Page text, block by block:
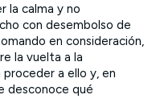
la calma y no
con desembolso de
en consideración,
la vuelta a la
a ello y, en
desconoce qué